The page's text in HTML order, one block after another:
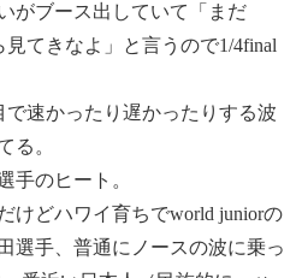
がブース出していて「まだ
見てきなよ」と言うので1/4final
速かったり遅かったりする波
る。
手のヒート。
けどハワイ育ちでworld juniorの
選手、普通にノースの波に乗っ